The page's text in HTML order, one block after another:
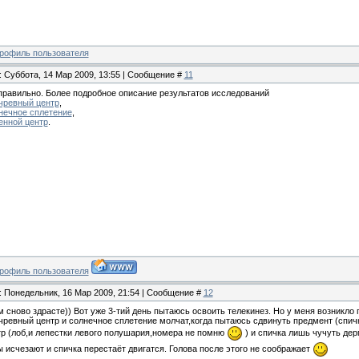
Суббота, 14 Мар 2009, 13:55 | Сообщение # 11
Более подробное описание результатов исследований
центр,
сплетение,
центр.
Понедельник, 16 Мар 2009, 21:54 | Сообщение # 12
сново здрасте)) Вот уже 3-тий день пытаюсь освоить телекинез. Но у меня возникло
центр и солнечное сплетение молчат,когда пытаюсь сдвинуть предмент
(лоб,и лепестки левого полушария,номера не помню
) и спичка лишь чучуть
исчезают и спичка перестаёт двигатся. Голова после этого не соображает